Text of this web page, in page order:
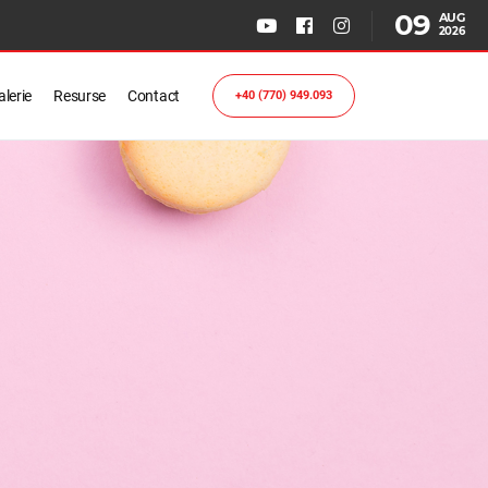
09 AUG
2026
Resurse Contact +40 (770) 949.093